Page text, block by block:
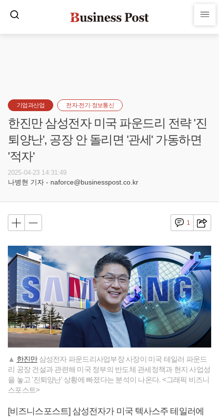
기업과산업 전자·전기·정보통신
한진만 삼성전자 미국 파운드리 전략 '진
퇴양난', 공장 안 돌리면 '관세' 가동하면
'적자'
2025-04-23 14:31:49
나병현 기자 - naforce@businesspost.co.kr
1
▲ 한진만삼성전자 파운드리사업부장 사장이 미국 테일러 파운드
리 공장 건설과 관련해 미국 정부의 반도체 관세정책과 현지 사업성
을 놓고 '진퇴양난' 상황에 빠졌다는 분석이 나온다. <그래픽 비즈니
스포스트>
[비즈니스포스트] 삼성전자가 미국 텍사스주 테일러에